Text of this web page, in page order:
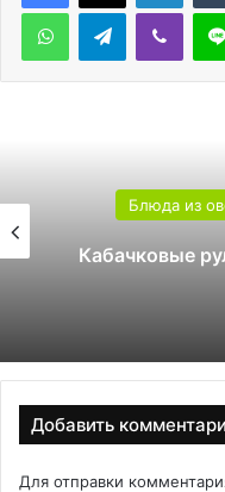
WhatsAppTelegramViber
Блюда из
Кабачковые
Добавить
Для отправки